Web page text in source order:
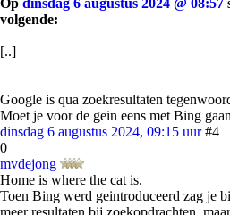
Op dinsdag 6 augustus 2024 @ 08:57
volgende:
[..]
Google is qua zoekresultaten
Moet je voor de gein eens met Bing
dinsdag 6 augustus 2024, 09:15 uur #4
0
mvdejong
Home is where the cat is.
Toen Bing werd geintroduceerd zag je
meer resultaten bij zoekopdrachten,